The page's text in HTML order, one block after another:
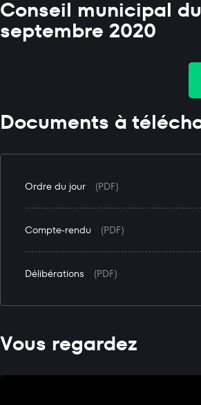
Conseil municipal du
septembre 2020
Documents à
Ordre du jour (PDF)
Compte-rendu (PDF)
Délibérations (PDF)
Vous regardez